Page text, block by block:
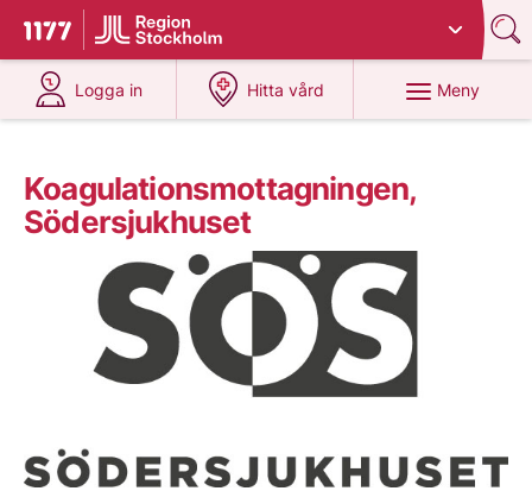
Till startsidan för 1177
Du har valt region
Logga in
på 1177.se
Hitta vård
på 1177.se
Meny
Koagulationsmottagningen,
Södersjukhuset